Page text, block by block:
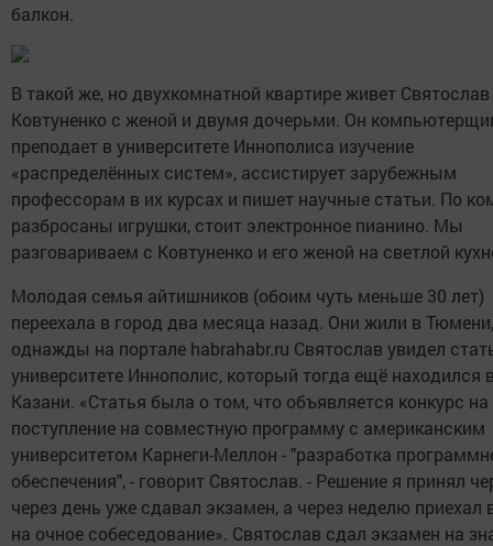
балкон.
В такой же, но двухкомнатной квартире живет Святослав
Ковтуненко с женой и двумя дочерьми. Он
преподает в университете Иннополиса изучение
«распределённых систем», ассистирует зарубежным
профессорам в их курсах и пишет научные статьи. По
разбросаны игрушки, стоит электронное пианино. Мы
разговариваем с Ковтуненко и его женой на светлой
Молодая семья айтишников (обоим чуть меньше 30 лет)
переехала в город два месяца назад. Они жили в
однажды на портале habrahabr.ru Святослав увидел
университете Иннополис, который тогда ещё находился
Казани. «Статья была о том, что объявляется конкурс на
поступление на совместную программу с американским
университетом Карнеги-Меллон - "разработка
обеспечения", - говорит Святослав. - Решение я принял
через день уже сдавал экзамен, а через неделю приехал
на очное собеседование». Святослав сдал экзамен на